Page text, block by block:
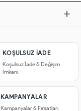
KOŞULSUZ IADE
Koşulsuz İade & Değişim
İmkanı.
KAMPANYALAR
Kampanyalar & Fırsatları